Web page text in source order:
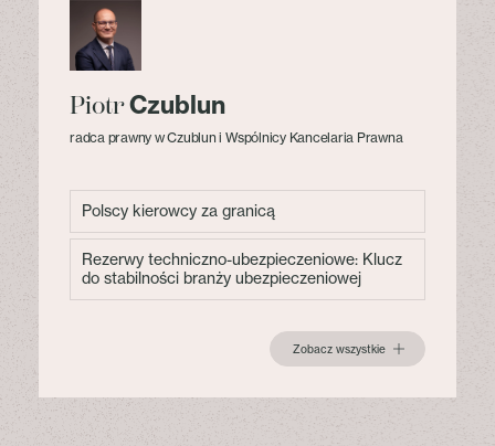
PiotrCzublun
radca prawny w Czublun i Wspólnicy Kancelaria Prawna
Polscy kierowcy za granicą
Rezerwy techniczno-ubezpieczeniowe: Klucz
do stabilności branży ubezpieczeniowej
Zobacz wszystkie